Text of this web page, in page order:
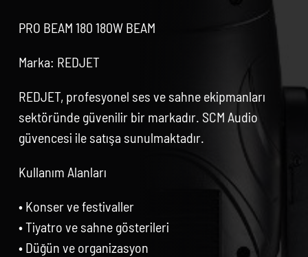
PRO BEAM 180 180W BEAM
Marka: REDJET
REDJET, profesyonel ses ve sahne ekipmanları
sektöründe güvenilir bir markadır. SCM Audio
güvencesi ile satışa sunulmaktadır.
Kullanım Alanları
• Konser ve festivaller
• Tiyatro ve sahne gösterileri
• Düğün ve organizasyon